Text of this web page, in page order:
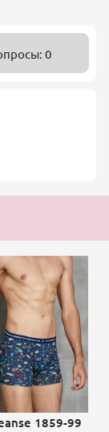
0
1859-99